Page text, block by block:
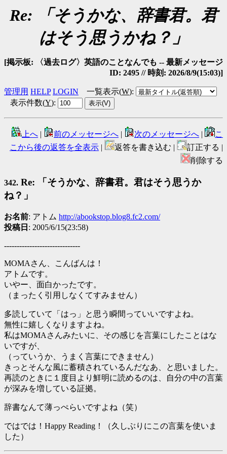
Re: 「そうかな、辞書君。君
はそう思うかね？」
[掲示板: 〈過去ログ〉英語のことなんでも -- 最新メッセージ
ID: 2495 // 時刻: 2026/8/9(15:03)]
管理用 HELP LOGIN 一覧表示(W):
表示件数(Y):
上へ | 前のメッセージへ | 次のメッセージへ |
こ
こから後の返答を全表示 | 返答を書き込む |
訂正する |
削除する
342. Re: 「そうかな、辞書君。君はそう思うか
ね？」
お名前: アトム http://abookstop.blog8.fc2.com/
投稿日 : 2005/6/15(23:58)
------------------------------
MOMAさん、こんばんは！
アトムです。
いやー、面白かったです。
（まったく引用しなくてすみません）
多読していて「はっ」と思う瞬間っていいですよね。
無性に嬉しくなりますよね。
私はMOMAさんみたいに、その感じを言葉にしたことはな
いですが、
（っていうか、うまく言葉にできません）
きっとそんな風に蓄積されているんだなあ、と思いました。
再読のときに１度目より鮮明に読めるのは、自分の中の言葉
が深みを増している証拠。
辞書なんて薄っぺらいですよね（笑）
ではでは！Happy Reading！（久しぶりにこの言葉を使いま
した）